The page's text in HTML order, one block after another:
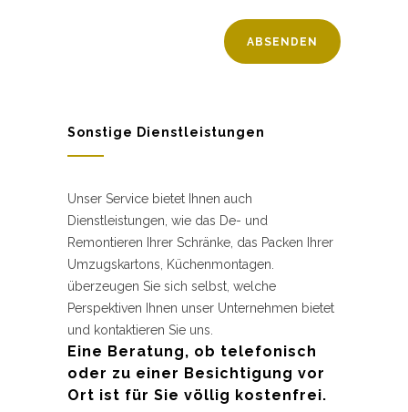
Sonstige Dienstleistungen
Unser Service bietet Ihnen auch
Dienstleistungen, wie das De- und
Remontieren Ihrer Schränke, das Packen Ihrer
Umzugskartons, Küchenmontagen.
überzeugen Sie sich selbst, welche
Perspektiven Ihnen unser Unternehmen bietet
und kontaktieren Sie uns.
Eine Beratung, ob telefonisch
oder zu einer Besichtigung vor
Ort ist für Sie völlig kostenfrei.